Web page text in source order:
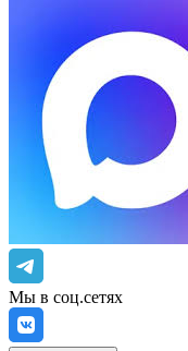
Мы в соц.сетях